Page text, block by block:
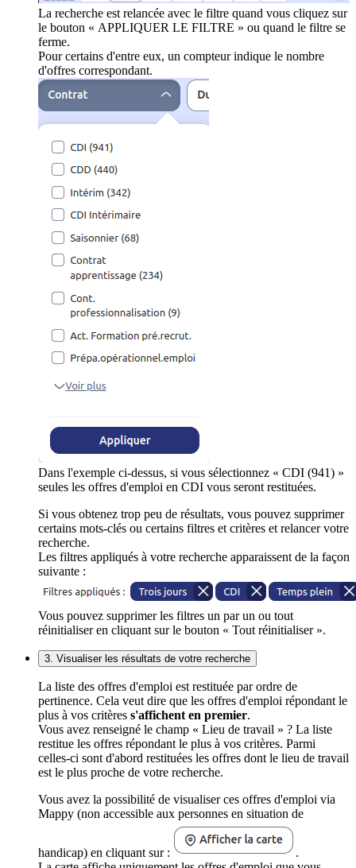
La recherche est relancée avec le filtre quand vous cliquez sur
le bouton « APPLIQUER LE FILTRE » ou quand le filtre se
ferme.
Pour certains d'entre eux, un compteur indique le nombre
d'offres correspondant.
Dans l'exemple ci-dessus, si vous sélectionnez « CDI (941) »
seules les offres d'emploi en CDI vous seront restituées.
Si vous obtenez trop peu de résultats, vous pouvez supprimer
certains mots-clés ou certains filtres et critères et relancer votre
recherche.
Les filtres appliqués à votre recherche apparaissent de la façon
suivante :
Vous pouvez supprimer les filtres un par un ou tout
réinitialiser en cliquant sur le bouton « Tout réinitialiser ».
3. Visualiser les résultats de votre recherche
La liste des offres d'emploi est restituée par ordre de
pertinence. Cela veut dire que les offres d'emploi répondant le
plus à vos critères s'affichent en premier.
Vous avez renseigné le champ « Lieu de travail » ? La liste
restitue les offres répondant le plus à vos critères. Parmi
celles-ci sont d'abord restituées les offres dont le lieu de travail
est le plus proche de votre recherche.
Vous avez la possibilité de visualiser ces offres d'emploi via
Mappy (non accessible aux personnes en situation de
handicap) en cliquant sur :
.